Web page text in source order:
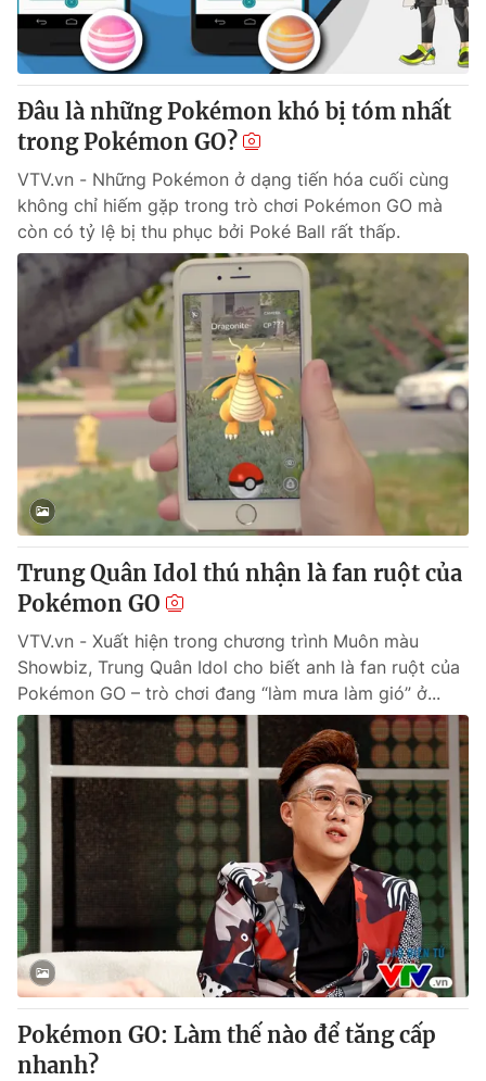
Đâu là những Pokémon khó bị tóm nhất
trong Pokémon GO?
VTV.vn - Những Pokémon ở dạng tiến hóa cuối cùng
không chỉ hiếm gặp trong trò chơi Pokémon GO mà
còn có tỷ lệ bị thu phục bởi Poké Ball rất thấp.
Trung Quân Idol thú nhận là fan ruột của
Pokémon GO
VTV.vn - Xuất hiện trong chương trình Muôn màu
Showbiz, Trung Quân Idol cho biết anh là fan ruột của
Pokémon GO – trò chơi đang “làm mưa làm gió” ở...
Pokémon GO: Làm thế nào để tăng cấp
nhanh?